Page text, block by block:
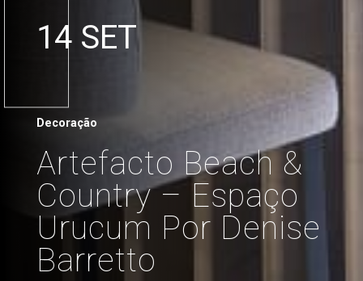
14 SET
Decoração
Artefacto Beach &
Country – Espaço
Urucum Por Denise
Barretto